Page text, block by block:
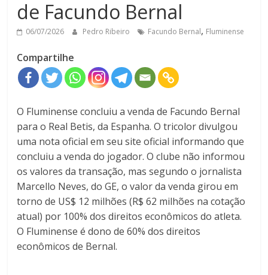
de Facundo Bernal
06/07/2026 Pedro Ribeiro Facundo Bernal, Fluminense
Compartilhe
O Fluminense concluiu a venda de Facundo Bernal
para o Real Betis, da Espanha. O tricolor divulgou
uma nota oficial em seu site oficial informando que
concluiu a venda do jogador. O clube não informou
os valores da transação, mas segundo o jornalista
Marcello Neves, do GE, o valor da venda girou em
torno de US$ 12 milhões (R$ 62 milhões na cotação
atual) por 100% dos direitos econômicos do atleta.
O Fluminense é dono de 60% dos direitos
econômicos de Bernal.